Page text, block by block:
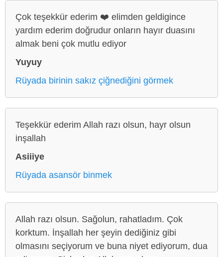
Çok teşekkür ederim ❤️ elimden geldigince
yardım ederim doğrudur onların hayır duasını
almak beni çok mutlu ediyor
Yuyuy
Rüyada birinin sakız çiğnediğini görmek
Teşekkür ederim Allah razı olsun, hayr olsun
inşallah
Asiiiye
Rüyada asansör binmek
Allah razı olsun. Sağolun, rahatladım. Çok
korktum. İnşallah her şeyin dediğiniz gibi
olmasını seçiyorum ve buna niyet ediyorum, dua